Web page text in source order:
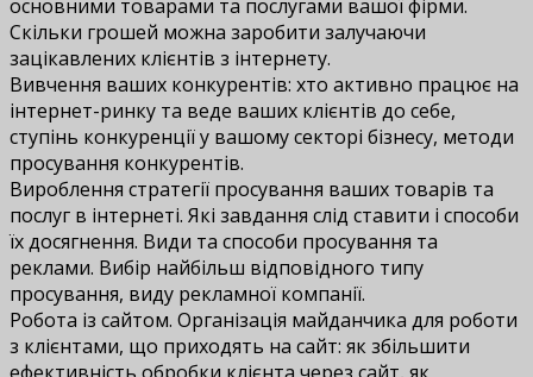
основними товарами та послугами вашої фірми.
Скільки грошей можна заробити залучаючи
зацікавлених клієнтів з інтернету.
Вивчення ваших конкурентів: хто активно працює на
інтернет-ринку та веде ваших клієнтів до себе,
ступінь конкуренції у вашому секторі бізнесу, методи
просування конкурентів.
Вироблення стратегії просування ваших товарів та
послуг в інтернеті. Які завдання слід ставити і способи
їх досягнення. Види та способи просування та
реклами. Вибір найбільш відповідного типу
просування, виду рекламної компанії.
Робота із сайтом. Організація майданчика для роботи
з клієнтами, що приходять на сайт: як збільшити